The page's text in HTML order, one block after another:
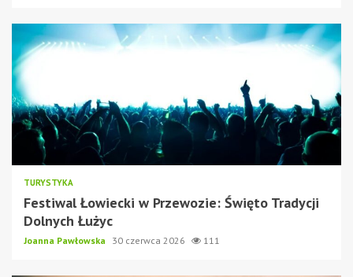
TURYSTYKA
Festiwal Łowiecki w Przewozie: Święto Tradycji
Dolnych Łużyc
Joanna Pawłowska 30 czerwca 2026 111